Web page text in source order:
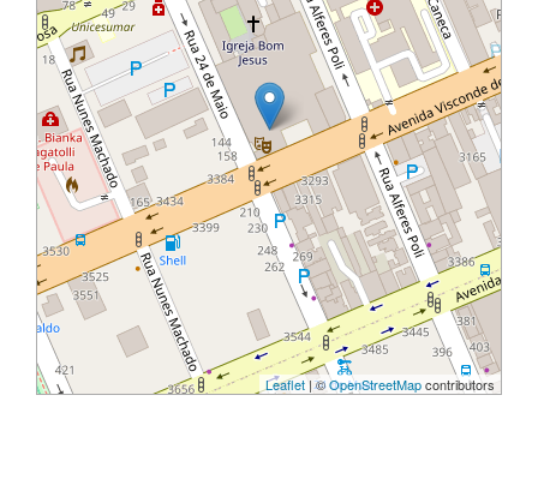
Leaflet | ©OpenStreetMapcontributors